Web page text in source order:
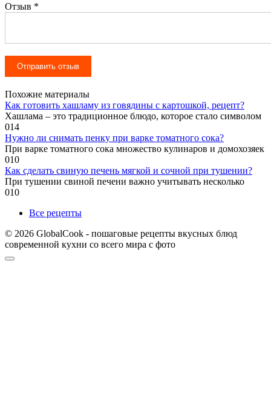
Отзыв *
Похожие материалы
Как готовить хашламу из говядины с картошкой, рецепт?
Хашлама – это традиционное блюдо, которое стало символом
014
Нужно ли снимать пенку при варке томатного сока?
При варке томатного сока множество кулинаров и домохозяек
010
Как сделать свиную печень мягкой и сочной при тушении?
При тушении свиной печени важно учитывать несколько
010
Все рецепты
© 2026 GlobalCook - пошаговые рецепты вкусных блюд
современной кухни со всего мира с фото